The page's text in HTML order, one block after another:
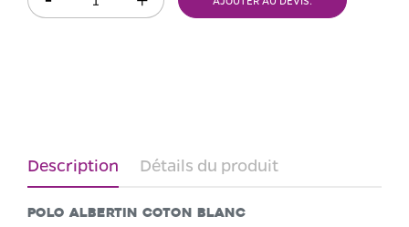
Description Détails du produit
Polo ALBERTIN Coton blanc